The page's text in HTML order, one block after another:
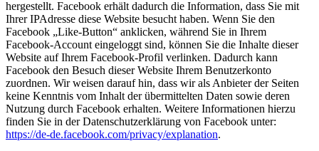
hergestellt. Facebook erhält dadurch die Information, dass Sie mit
Ihrer IPAdresse diese Website besucht haben. Wenn Sie den
Facebook „Like-Button“ anklicken, während Sie in Ihrem
Facebook-Account eingeloggt sind, können Sie die Inhalte dieser
Website auf Ihrem Facebook-Profil verlinken. Dadurch kann
Facebook den Besuch dieser Website Ihrem Benutzerkonto
zuordnen. Wir weisen darauf hin, dass wir als Anbieter der Seiten
keine Kenntnis vom Inhalt der übermittelten Daten sowie deren
Nutzung durch Facebook erhalten. Weitere Informationen hierzu
finden Sie in der Datenschutzerklärung von Facebook unter:
https://de-de.facebook.com/privacy/explanation.